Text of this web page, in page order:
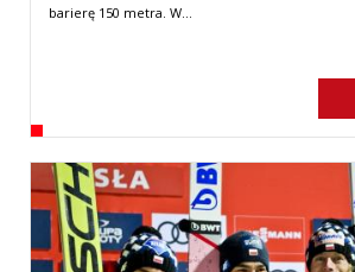
barierę 150 metra. W…